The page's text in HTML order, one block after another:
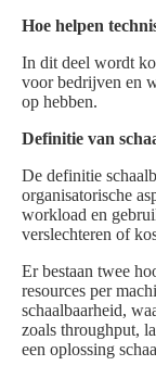
Hoe helpen
In dit deel wordt
voor bedrijven en
op hebben.
Definitie van
De definitie
organisatorische
workload en
verslechteren of
Er bestaan twee
resources per
schaalbaarheid,
zoals throughput,
een oplossing